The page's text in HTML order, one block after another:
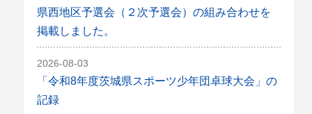
県西地区予選会（２次予選会）の組み合わせを
掲載しました。
2026-08-03
「令和8年度茨城県スポーツ少年団卓球大会」の
記録